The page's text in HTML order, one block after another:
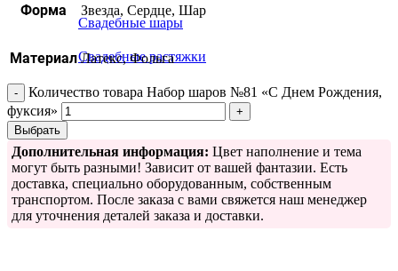
Свадебные шары
Свадебные растяжки
Форма
Звезда, Сердце, Шар
Материал Латекс, Фольга
Количество товара Набор шаров №81 «С Днем Рождения,
фуксия»
Выбрать
Дополнительная информация: Цвет наполнение и тема
могут быть разными! Зависит от вашей фантазии. Есть
доставка, специально оборудованным, собственным
транспортом. После заказа с вами свяжется наш менеджер
для уточнения деталей заказа и доставки.